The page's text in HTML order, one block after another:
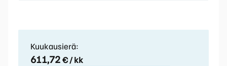
Kuukausierä:
611,72€ / kk